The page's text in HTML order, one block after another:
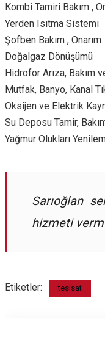
Kombi Tamiri Bakım ,
Yerden Isıtma Sistemi
Şofben Bakım , Onarım
Doğalgaz Dönüşümü
Hidrofor Arıza, Bakım
Mutfak, Banyo, Kanal
Oksijen ve Elektrik
Su Deposu Tamir,
Yağmur Olukları
Sarıoğlan
hizmeti
Etiketler: tesisat